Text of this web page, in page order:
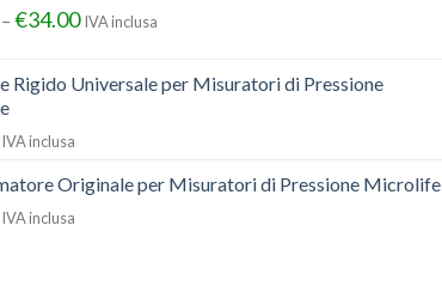
€34.00 IVA inclusa
Rigido Universale per Misuratori di Pressione
IVA inclusa
Originale per Misuratori di Pressione Microlife
IVA inclusa